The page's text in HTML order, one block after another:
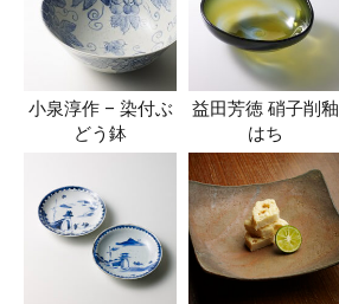
小泉淳作 – 染付ぶ
どう鉢
益田芳徳 硝子削釉
はち